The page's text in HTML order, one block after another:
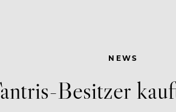
NEWS
Besitzer